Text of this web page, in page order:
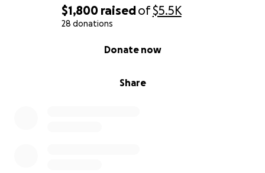
$1,800 raisedof$5.5K
28 donations
Share
Donate now